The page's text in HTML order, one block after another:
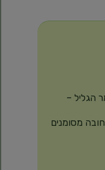
הגליל –
מסומנים